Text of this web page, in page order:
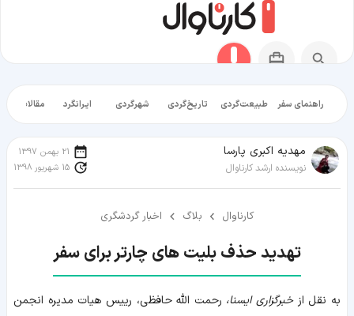
راهنمای سفر طبیعت‌گردی تاریخ‌گردی شهرگردی ایرانگرد مقالات
مهدیه اکبری پارسا
نویسنده ارشد کارناوال
21 بهمن 1397
15 شهریور 1398
کارناوال بلاگ اخبار گردشگری
تهدید حذف بلیت‌ های چارتر برای سفر
به نقل ازخبرگزاری ایسنا، رحمت الله حافظی، رییس هیات مدیره انجمن